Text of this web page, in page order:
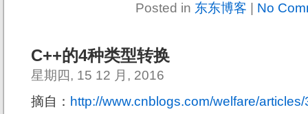
Posted in 东东博客 No
C++的4种类型转换
星期四, 15 12 月, 2016
摘自： http://www.cnblogs.com/welfare/